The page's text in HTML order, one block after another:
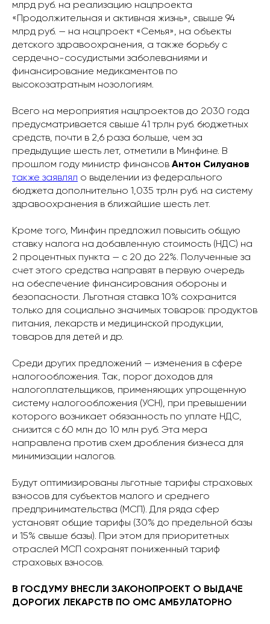
млрд руб. на реализацию нацпроекта
«Продолжительная и активная жизнь», свыше 94
млрд руб. — на нацпроект «Семья», на объекты
детского здравоохранения, а также борьбу с
сердечно-сосудистыми заболеваниями и
финансирование медикаментов по
высокозатратным нозологиям.
Всего на мероприятия нацпроектов до 2030 года
предусматривается свыше 41 трлн руб. бюджетных
средств, почти в 2,6 раза больше, чем за
предыдущие шесть лет, отметили в Минфине. В
прошлом году министр финансов Антон Силуанов
также заявлял о выделении из федерального
бюджета дополнительно 1,035 трлн руб. на систему
здравоохранения в ближайшие шесть лет.
Кроме того, Минфин предложил повысить общую
ставку налога на добавленную стоимость (НДС) на
2 процентных пункта — с 20 до 22%. Полученные за
счет этого средства направят в первую очередь
на обеспечение финансирования обороны и
безопасности. Льготная ставка 10% сохранится
только для социально значимых товаров: продуктов
питания, лекарств и медицинской продукции,
товаров для детей и др.
Среди других предложений — изменения в сфере
налогообложения. Так, порог доходов для
налогоплательщиков, применяющих упрощенную
систему налогообложения (УСН), при превышении
которого возникает обязанность по уплате НДС,
снизится с 60 млн до 10 млн руб. Эта мера
направлена против схем дробления бизнеса для
минимизации налогов.
Будут оптимизированы льготные тарифы страховых
взносов для субъектов малого и среднего
предпринимательства (МСП). Для ряда сфер
установят общие тарифы (30% до предельной базы
и 15% свыше базы). При этом для приоритетных
отраслей МСП сохранят пониженный тариф
страховых взносов.
В ГОСДУМУ ВНЕСЛИ ЗАКОНОПРОЕКТ О ВЫДАЧЕ
ДОРОГИХ ЛЕКАРСТВ ПО ОМС АМБУЛАТОРНО